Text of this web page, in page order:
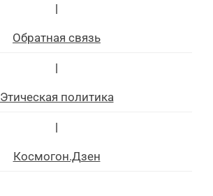
|
Обратная связь
|
Этическая политика
|
Космогон.Дзен